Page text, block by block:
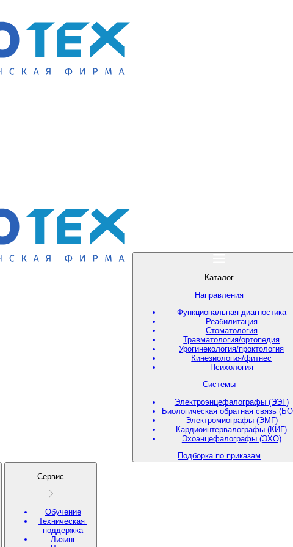
Каталог
Направления
Функциональная диагностика
Реабилитация
Стоматология
Травматология/ортопедия
Урогинекология/проктология
Кинезиология/фитнес
Психология
Системы
Электроэнцефалографы (ЭЭГ)
Биологическая обратная связь
Электромиографы (ЭМГ)
Кардиоинтервалографы (КИГ)
Эхоэнцефалографы (ЭХО)
Подборка по приказам
Сервис
Обучение
Техническая
поддержка
Лизинг